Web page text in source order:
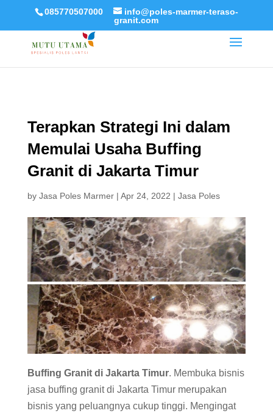
085770507000
info@poles-marmer-teraso-
granit.com
Terapkan Strategi Ini dalam
Memulai Usaha Buffing
Granit di Jakarta Timur
by Jasa Poles Marmer| Apr 24, 2022 | Jasa Poles
Buffing Granit di Jakarta Timur. Membuka bisnis
jasa buffing granit di Jakarta Timur merupakan
bisnis yang peluangnya cukup tinggi. Mengingat